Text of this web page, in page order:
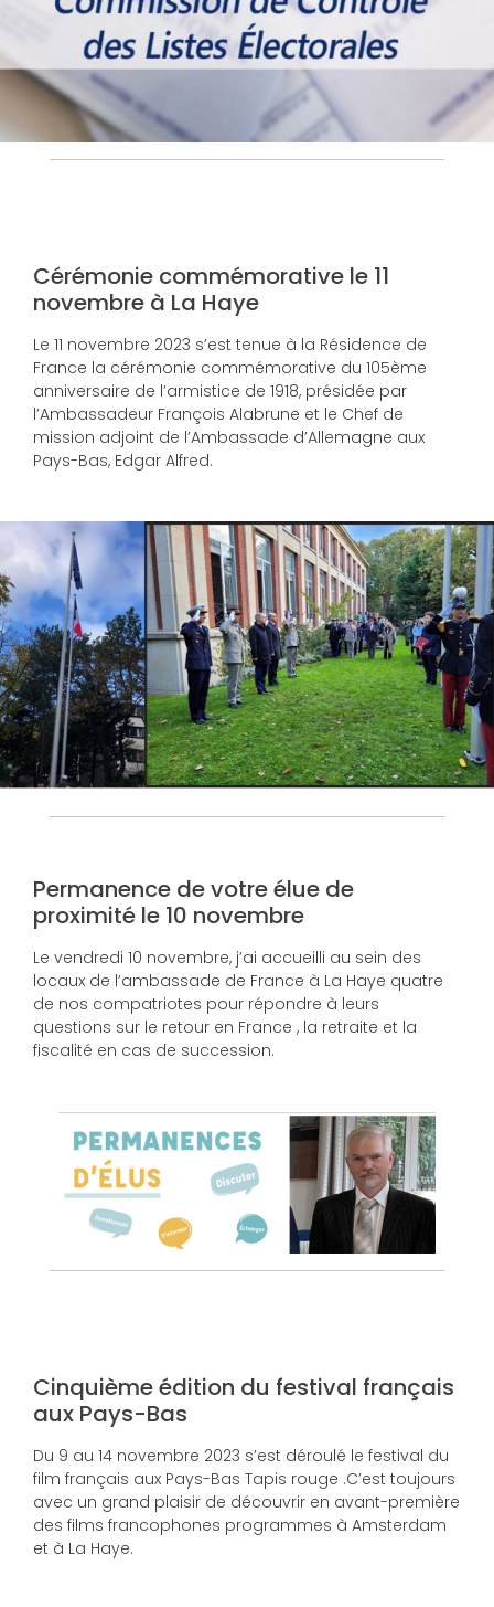
Cérémonie commémorative le 11
novembre à La Haye
Le 11 novembre 2023 s’est tenue à la Résidence de
France la cérémonie commémorative du 105ème
anniversaire de l’armistice de 1918, présidée par
l’Ambassadeur François Alabrune et le Chef de
mission adjoint de l’Ambassade d’Allemagne aux
Pays-Bas, Edgar Alfred.
Permanence de votre élue de
proximité le 10 novembre
Le vendredi 10 novembre, j’ai accueilli au sein des
locaux de l’ambassade de France à La Haye quatre
de nos compatriotes pour répondre à leurs
questions sur le retour en France , la retraite et la
fiscalité en cas de succession.
Cinquième édition du festival français
aux Pays-Bas
Du 9 au 14 novembre 2023 s’est déroulé le festival du
film français aux Pays-Bas Tapis rouge .C’est toujours
avec un grand plaisir de découvrir en avant-première
des films francophones programmes à Amsterdam
et à La Haye.